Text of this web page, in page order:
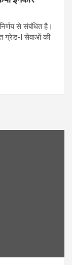
से संबंधित है।
ग्रेड-I सेवाओं की